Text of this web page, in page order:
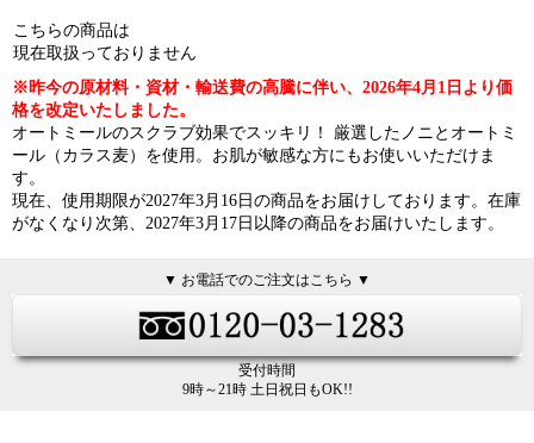
こちらの商品は
現在取扱っておりません
※昨今の原材料・資材・輸送費の高騰に伴い、2026年4月1日より価
格を改定いたしました。
オートミールのスクラブ効果でスッキリ！ 厳選したノニとオートミ
ール（カラス麦）を使用。お肌が敏感な方にもお使いいただけま
す。
現在、使用期限が2027年3月16日の商品をお届けしております。在庫
がなくなり次第、2027年3月17日以降の商品をお届けいたします。
▼ お電話でのご注文はこちら ▼
受付時間
9時～21時 土日祝日もOK!!